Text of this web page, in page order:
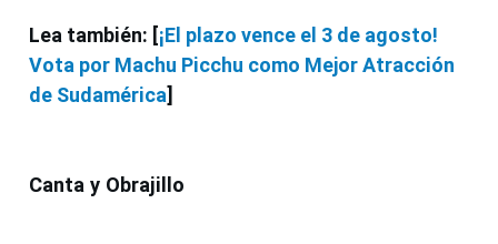
Lea también: [¡El plazo vence el 3 de agosto!
Vota por Machu Picchu como Mejor Atracción
de Sudamérica]
Canta y Obrajillo